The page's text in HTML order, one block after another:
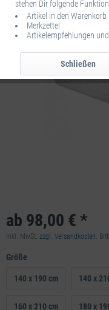
ab 98,00 € *
inkl. MwSt. zzgl. Versandkosten.
Größe
140 x 190 cm 140 x
160 x 210 cm 180 x
stehen Dir folgende
Artikel in den Warenkorb
Merkzettel
Artikelempfehlungen
Schließen